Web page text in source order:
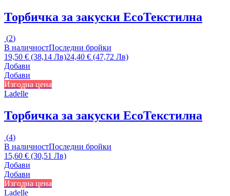
Торбичка за закуски EcoТекстилна
(2)
В наличностПоследни бройки
19,50 € (38,14 Лв)24,40 € (47,72 Лв)
Добави
Добави
Изгодна цена
Ladelle
Торбичка за закуски EcoТекстилна
(4)
В наличностПоследни бройки
15,60 € (30,51 Лв)
Добави
Добави
Изгодна цена
Ladelle